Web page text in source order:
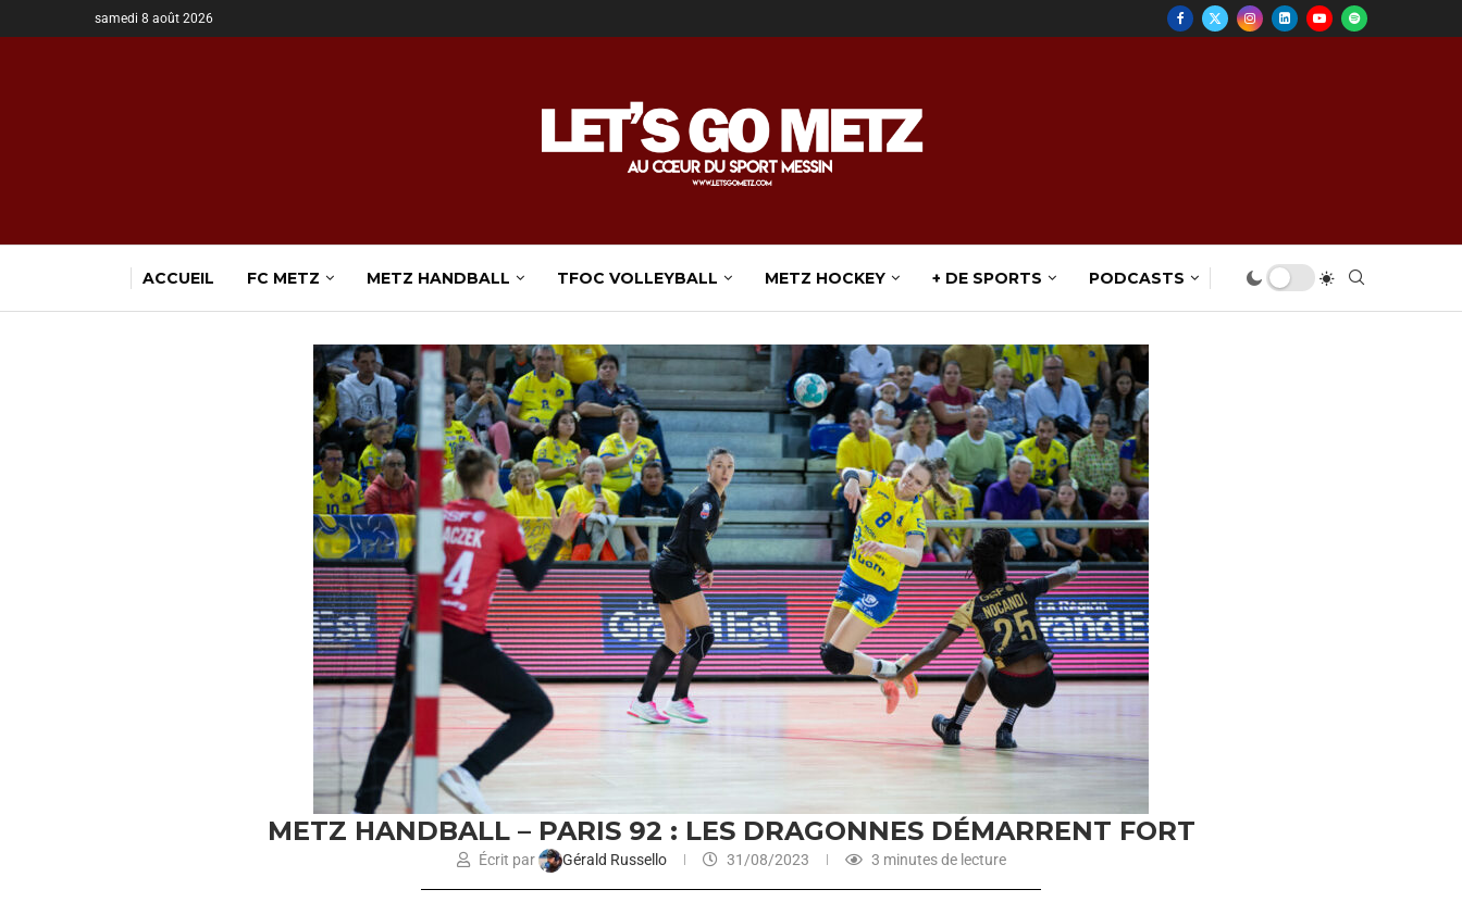
samedi 8 août 2026
ACCUEIL FC METZ METZ HANDBALL TFOC VOLLEYBALL METZ HOCKEY + DE SPORTS PODCASTS
METZ HANDBALL – PARIS 92 : LES DRAGONNES DÉMARRENT FORT
Écrit par Gérald Russello 31/08/2023 3 minutes de lecture